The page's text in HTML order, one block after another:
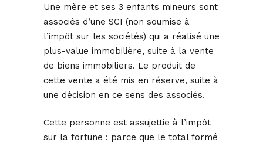
Une mère et ses 3 enfants mineurs sont
associés d’une SCI (non soumise à
l’impôt sur les sociétés) qui a réalisé une
plus-value immobilière, suite à la vente
de biens immobiliers. Le produit de
cette vente a été mis en réserve, suite à
une décision en ce sens des associés.
Cette personne est assujettie à l’impôt
sur la fortune : parce que le total formé